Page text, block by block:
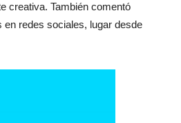
creativa. También comentó
redes sociales, lugar desde